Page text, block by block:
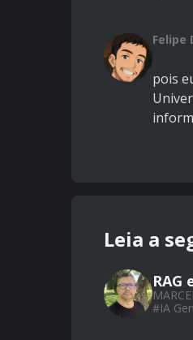
Felipe
pois
Leia a
RAG
#IA